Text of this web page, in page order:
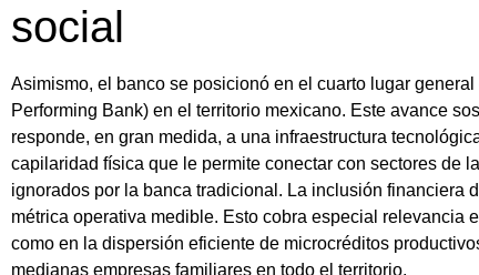
social
Asimismo, el banco se posicionó en el cuarto lugar
Performing Bank) en el territorio mexicano. Este avance
responde, en gran medida, a una infraestructura
capilaridad física que le permite conectar con sectores de
ignorados por la banca tradicional. La inclusión financiera
métrica operativa medible. Esto cobra especial relevancia
como en la dispersión eficiente de microcréditos
medianas empresas familiares en todo el territorio.